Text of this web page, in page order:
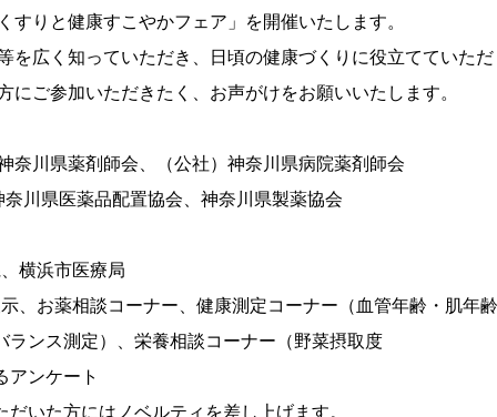
すりと健康すこやかフェア」を開催いたします。
を広く知っていただき、日頃の健康づくりに役立てていた
にご参加いただきたく、お声がけをお願いいたします。
川県薬剤師会、（公社）神奈川県病院薬剤師会
品配置協会、神奈川県製薬協会
横浜市医療局
お薬相談コーナー、健康測定コーナー（血管年齢・肌年
ランス測定）、栄養相談コーナー（野菜摂取度
アンケート
いた方にはノベルティを差し上げます。